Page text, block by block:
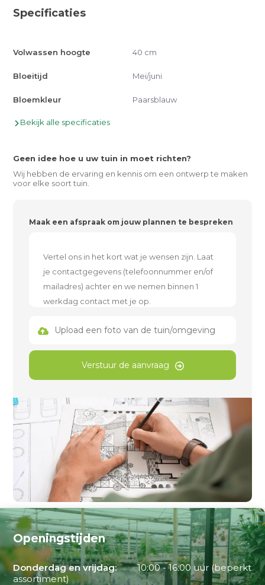
Specificaties
Volwassen hoogte 40 cm
Bloeitijd Mei/juni
Bloemkleur Paarsblauw
Bekijk alle specificaties
Geen idee hoe u uw tuin in moet richten?
Wij hebben de ervaring en kennis om een ontwerp te maken
voor elke soort tuin.
Maak een afspraak om jouw plannen te bespreken
Upload een foto van de tuin/omgeving
Verstuur de aanvraag
Openingstijden
Donderdag en vrijdag:
10:00 - 16:00 uur (beperkt
assortiment)